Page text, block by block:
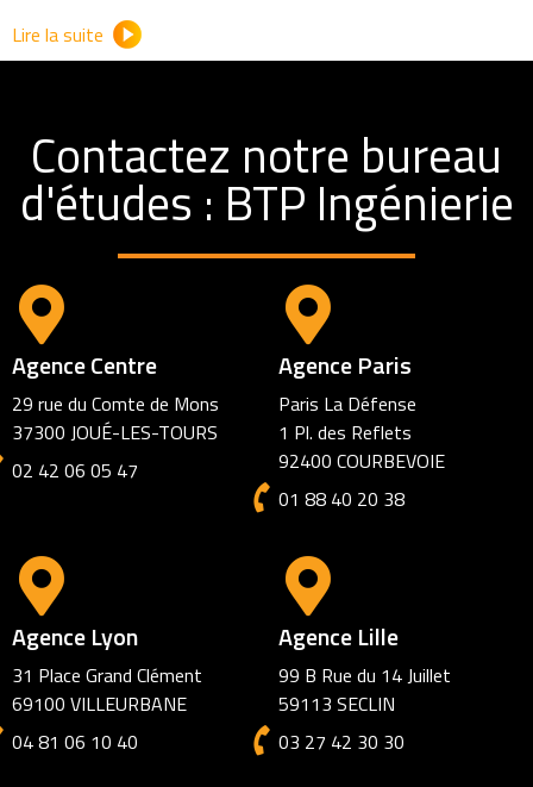
Lire la suite
Contactez notre bureau
d'études : BTP Ingénierie
Agence Centre
29 rue du Comte de Mons
37300 JOUÉ-LES-TOURS
02 42 06 05 47
Agence Paris
Paris La Défense
1 Pl. des Reflets
92400 COURBEVOIE
01 88 40 20 38
Agence Lyon
31 Place Grand Clément
69100 VILLEURBANE
04 81 06 10 40
Agence Lille
99 B Rue du 14 Juillet
59113 SECLIN
03 27 42 30 30